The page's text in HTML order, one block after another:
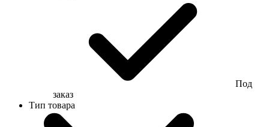
Под
заказ
Тип товара